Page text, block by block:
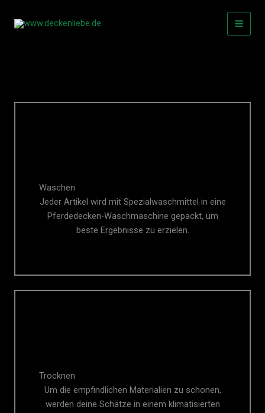
Inhalt
Waschen
Jeder Artikel wird mit Spezialwaschmittel in eine
Pferdedecken-Waschmaschine gepackt, um
beste Ergebnisse zu erzielen.
Trocknen
Um die empfindlichen Materialien zu schonen,
werden deine Schätze in einem klimatisierten